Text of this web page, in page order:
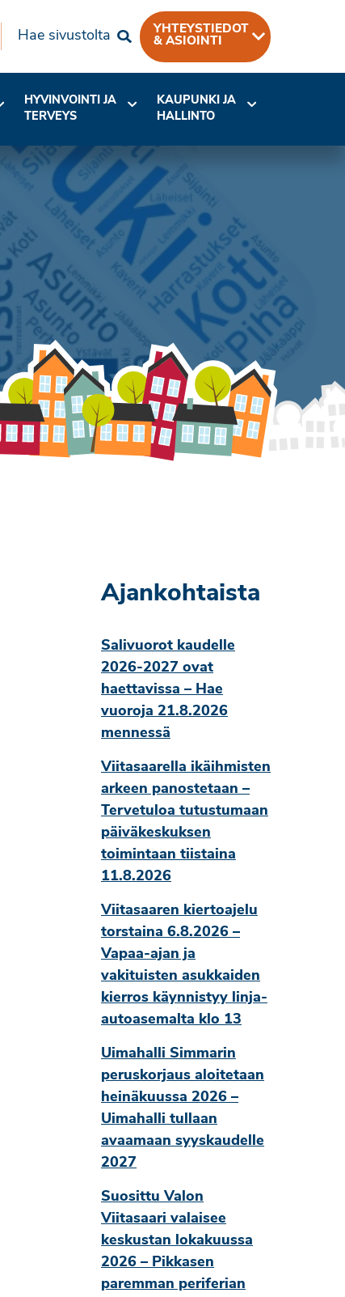
Hae sivustolta
YHTEYSTIEDOT
& ASIOINTI
HYVINVOINTI JA
TERVEYS
KAUPUNKI JA
HALLINTO
Ajankohtaista
Salivuorot kaudelle
2026-2027 ovat
haettavissa – Hae
vuoroja 21.8.2026
mennessä
Viitasaarella ikäihmisten
arkeen panostetaan –
Tervetuloa tutustumaan
päiväkeskuksen
toimintaan tiistaina
11.8.2026
Viitasaaren kiertoajelu
torstaina 6.8.2026 –
Vapaa-ajan ja
vakituisten asukkaiden
kierros käynnistyy linja-
autoasemalta klo 13
Uimahalli Simmarin
peruskorjaus aloitetaan
heinäkuussa 2026 –
Uimahalli tullaan
avaamaan syyskaudelle
2027
Suosittu Valon
Viitasaari valaisee
keskustan lokakuussa
2026 – Pikkasen
paremman periferian